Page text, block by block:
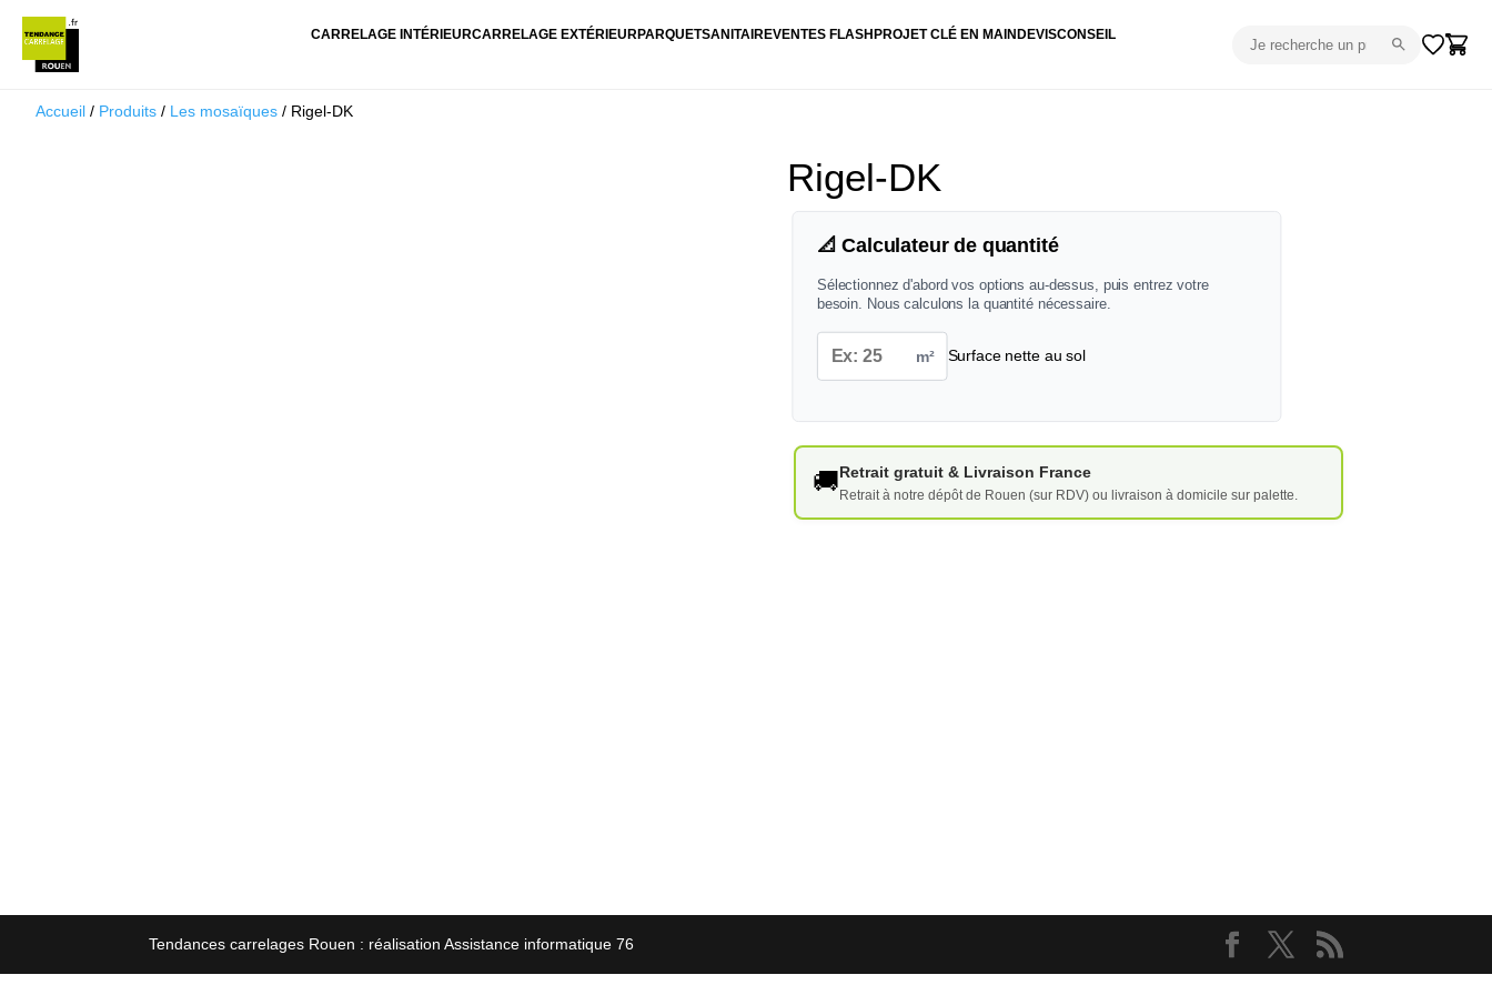
CARRELAGE INTÉRIEURCARRELAGE EXTÉRIEURPARQUETSANITAIREVENTES FLASH PROJET CLÉ EN MAIN DEVISCONSEIL
Accueil / Produits / Les mosaïques / Rigel-DK
Rigel-DK
📐 Calculateur de quantité
Sélectionnez d'abord vos options au-dessus, puis entrez votre
besoin. Nous calculons la quantité nécessaire.
m² Surface nette au sol
🚚Retrait gratuit & Livraison France
Retrait à notre dépôt de Rouen (sur RDV) ou livraison à domicile sur palette.
Tendances carrelages Rouen : réalisation Assistance informatique 76